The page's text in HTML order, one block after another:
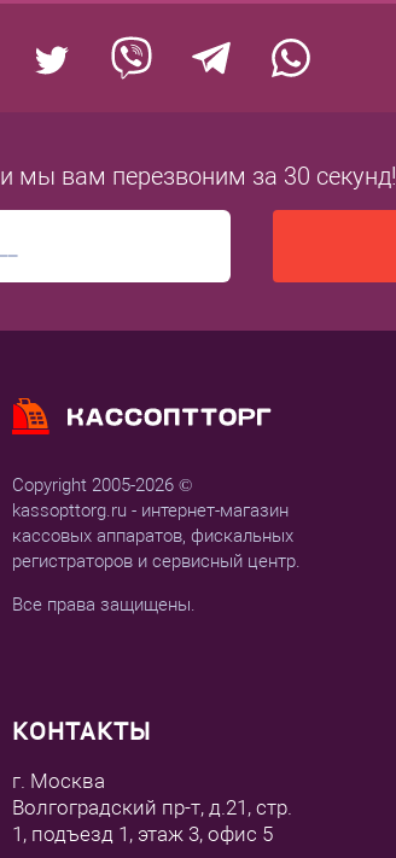
и мы вам перезвоним за 30 секунд!
Copyright 2005-2026 ©
kassopttorg.ru - интернет-магазин
кассовых аппаратов, фискальных
регистраторов и сервисный центр.
Все права защищены.
КОНТАКТЫ
г. Москва
Волгоградский пр-т, д.21, стр.
1, подъезд 1, этаж 3, офис 5